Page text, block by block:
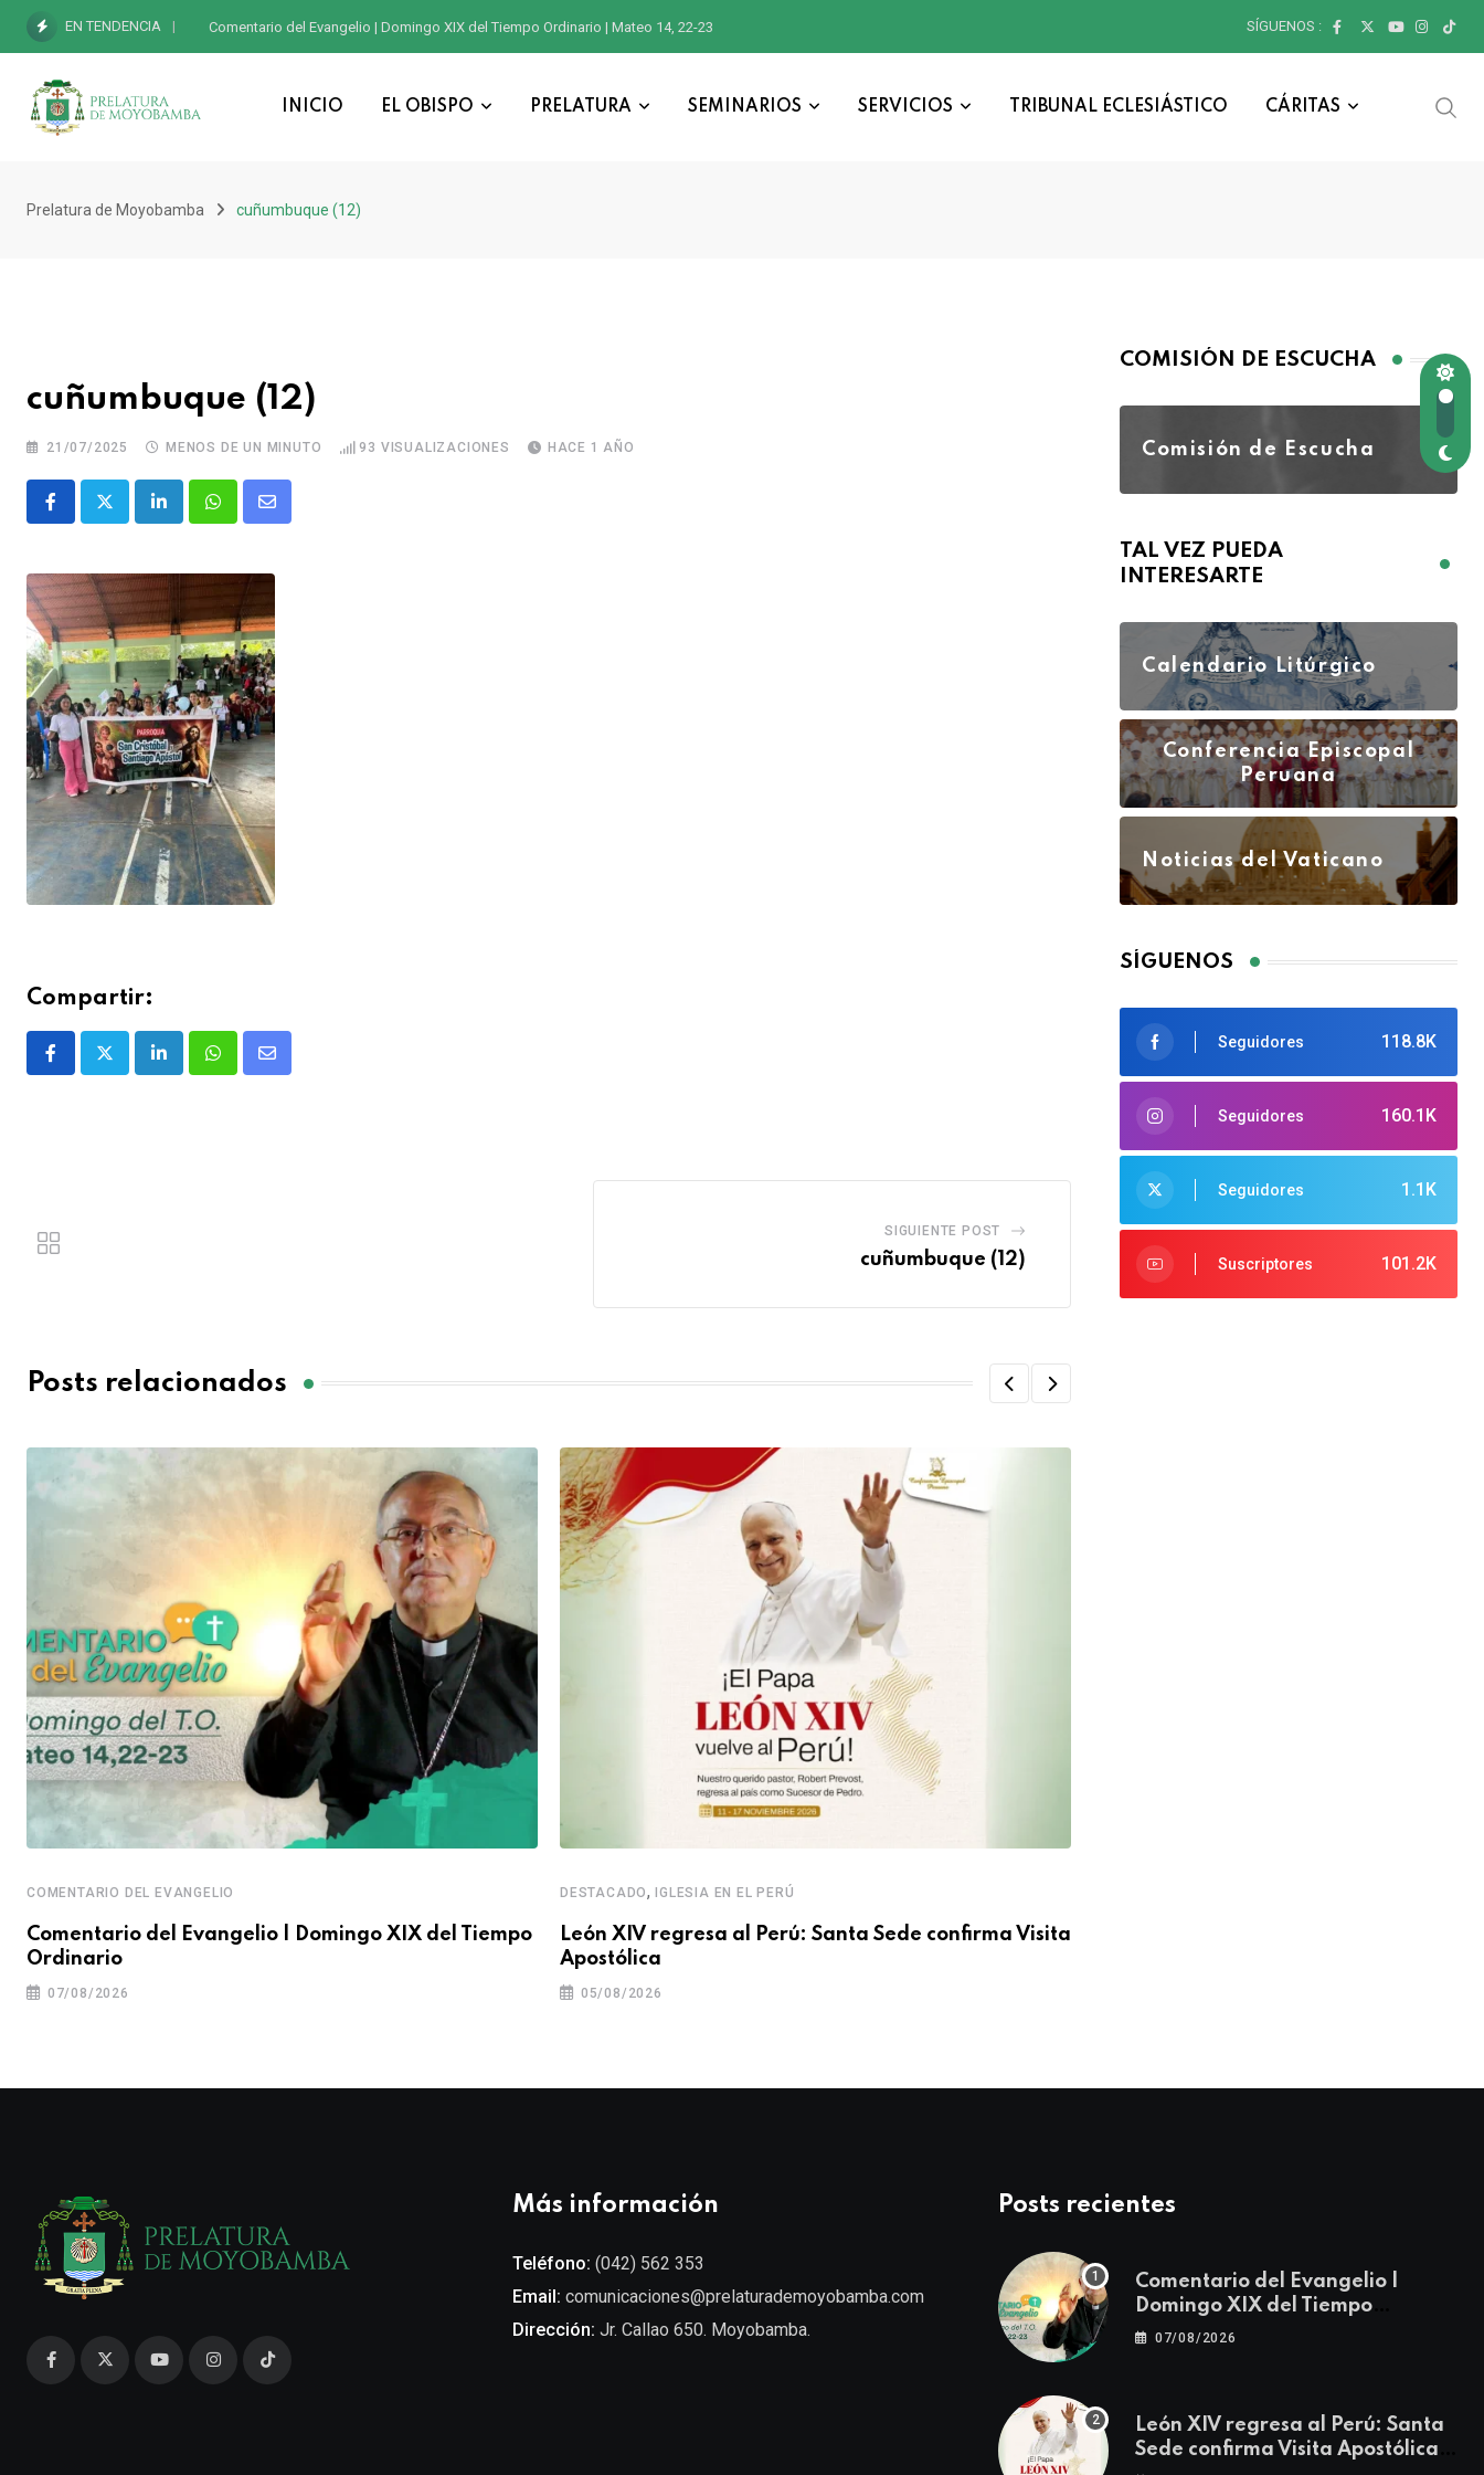
EN TENDENCIA Comentario del Evangelio | Domingo XIX del Tiempo Ordinario | Mateo 14, 22-23 SÍGUENOS :
INICIO EL OBISPO PRELATURA SEMINARIOS SERVICIOS TRIBUNAL ECLESIÁSTICO CÁRITAS
Prelatura de Moyobamba cuñumbuque (12)
cuñumbuque (12)
21/07/2025 MENOS DE UN MINUTO 93 VISUALIZACIONES HACE 1 AÑO
Compartir:
SIGUIENTE POST
cuñumbuque (12)
Posts relacionados
COMENTARIO DEL EVANGELIO
Comentario del Evangelio | Domingo XIX del Tiempo
Ordinario
07/08/2026
DESTACADO,IGLESIA EN EL PERÚ
León XIV regresa al Perú: Santa Sede confirma Visita
Apostólica
05/08/2026
COMISIÓN DE ESCUCHA
Comisión de Escucha
TAL VEZ PUEDA
INTERESARTE
Calendario Litúrgico
Conferencia Episcopal
Peruana
Noticias del Vaticano
SÍGUENOS
118.8K
Seguidores
160.1K
Seguidores
1.1K
Seguidores
101.2K
Suscriptores
Más información
Teléfono: (042) 562 353
Email: comunicaciones@prelaturademoyobamba.com
Dirección: Jr. Callao 650. Moyobamba.
Posts recientes
Comentario del Evangelio |
Domingo XIX del Tiempo
Ordinario | Mateo 14, 22-23
07/08/2026
León XIV regresa al Perú: Santa
Sede confirma Visita Apostólica